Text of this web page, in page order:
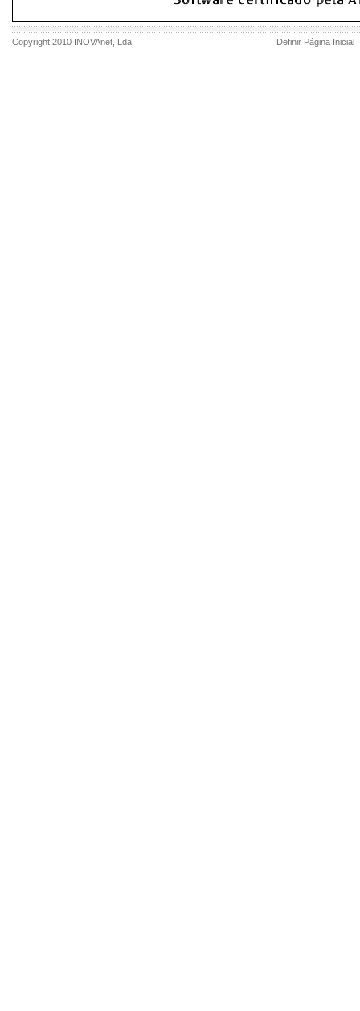
Copyright 2010 INOVAnet , Lda. Definir Página Inicial